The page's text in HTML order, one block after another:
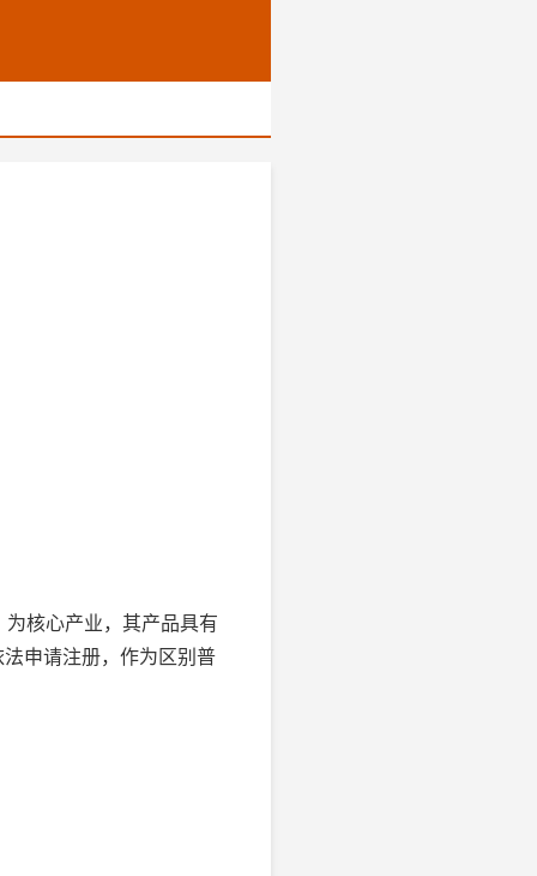
为核心产业，其产品具有
法申请注册，作为区别普